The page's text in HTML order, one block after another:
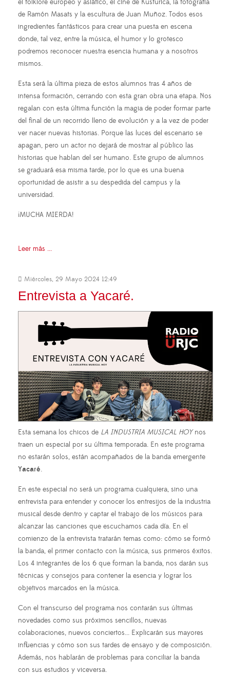
el folklore europeo y asiático, el cine de Kusturica, la fotografía
de Ramón Masats y la escultura de Juan Muñoz. Todos esos
ingredientes fantásticos para crear una puesta en escena
donde, tal vez, entre la música, el humor y lo grotesco
podremos reconocer nuestra esencia humana y a nosotros
mismos.
Esta será la última pieza de estos alumnos tras 4 años de
intensa formación, cerrando con esta gran obra una etapa. Nos
regalan con esta última función la magia de poder formar parte
del final de un recorrido lleno de evolución y a la vez de poder
ver nacer nuevas historias. Porque las luces del escenario se
apagan, pero un actor no dejará de mostrar al público las
historias que hablan del ser humano. Este grupo de alumnos
se graduará esa misma tarde, por lo que es una buena
oportunidad de asistir a su despedida del campus y la
universidad.
¡MUCHA MIERDA!
Leer más ...
Miércoles, 29 Mayo 2024 12:49
Entrevista a Yacaré.
Esta semana los chicos de LA INDUSTRIA MUSICAL HOYnos
traen un especial por su última temporada. En este programa
no estarán solos, están acompañados de la banda emergente
Yacaré.
En este especial no será un programa cualquiera, sino una
entrevista para entender y conocer los entresijos de la industria
musical desde dentro y captar el trabajo de los músicos para
alcanzar las canciones que escuchamos cada día. En el
comienzo de la entrevista tratarán temas como: cómo se formó
la banda, el primer contacto con la música, sus primeros éxitos.
Los 4 integrantes de los 6 que forman la banda, nos darán sus
técnicas y consejos para contener la esencia y lograr los
objetivos marcados en la música.
Con el transcurso del programa nos contarán sus últimas
novedades como sus próximos sencillos, nuevas
colaboraciones, nuevos conciertos... Explicarán sus mayores
influencias y cómo son sus tardes de ensayo y de composición.
Además, nos hablarán de problemas para conciliar la banda
con sus estudios y viceversa.